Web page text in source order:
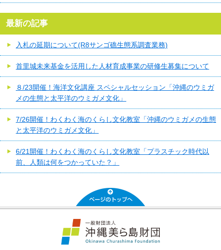
最新の記事
入札の延期について(R8サンゴ礁生態系調査業務)
首里城未来基金を活用した人材育成事業の研修生募集について
８/23開催！海洋文化講座 スペシャルセッション「沖縄のウミガ
メの生態と太平洋のウミガメ文化」
7/26開催！わくわく海のくらし文化教室「沖縄のウミガメの生態
と太平洋のウミガメ文化」
6/21開催！わくわく海のくらし文化教室「プラスチック時代以
前、人類は何をつかっていた？」